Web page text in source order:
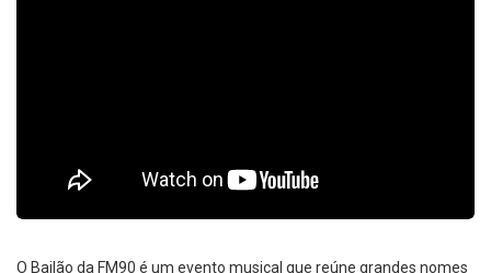
O Bailão da FM90 é um evento musical que reúne grandes nomes